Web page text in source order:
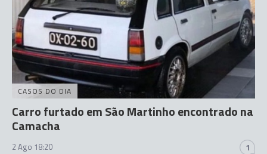
CASOS DO DIA
Carro furtado em São Martinho encontrado na
Camacha
2 Ago 18:20 1